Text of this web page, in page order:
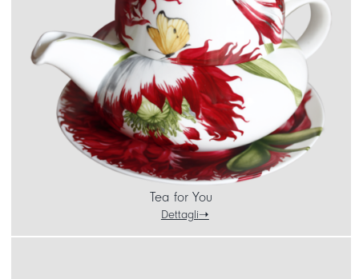
Tea for You
Dettagli